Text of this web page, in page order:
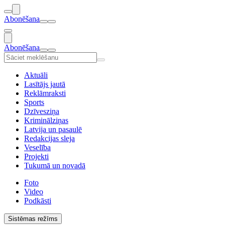
Abonēšana
Abonēšana
Aktuāli
Lasītājs jautā
Reklāmraksti
Sports
Dzīvesziņa
Kriminālziņas
Latvija un pasaulē
Redakcijas sleja
Veselība
Projekti
Tukumā un novadā
Foto
Video
Podkāsti
Sistēmas režīms